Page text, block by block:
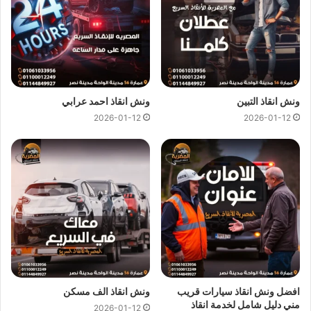
قريش وجميع المحافظات.
اهم ما يميزنا !
سرعة وصولونش انقاذ السيارات موقعكفي صقر قريش
خلال 10 دقائق بحد اقصي.
لدينا افضل خدمة
انقاذ سياراتباقل سعر بخصم يصل الي
يمكنك الاتصال بنا او ارسال موقعك عليالواتسابإلى فريق
خدمة العملاء ليتم ربطك بـاقرب ونش انقاذ سيارات
بالقرب
من موقعك.
اسعار ونش انقاذالمصرية هي اقل اسعار لاننا نمتلك اكثر من 300
ونش انقاذفي صقر قريش و المناطق المجاورة لذلك اوناشنا دائما
قريبة منك وخدماتنا باعلي جودة و اقل سعر فنحن نسعي دائما لرضا
عملائنا لانك انت وسيارتك على راس اولوياتنا ومهمتنا ان نجعلك دائما
في امان تام علي الطريق.
ونش انقاذ التبين
2026-01-12
ونش انقاذ احمد عرابي
2026-01-12
افضل ونش انقاذ سيارات قريب
مني دليل شامل لخدمة انقاذ
ونش انقاذ الف مسكن
2026-01-12